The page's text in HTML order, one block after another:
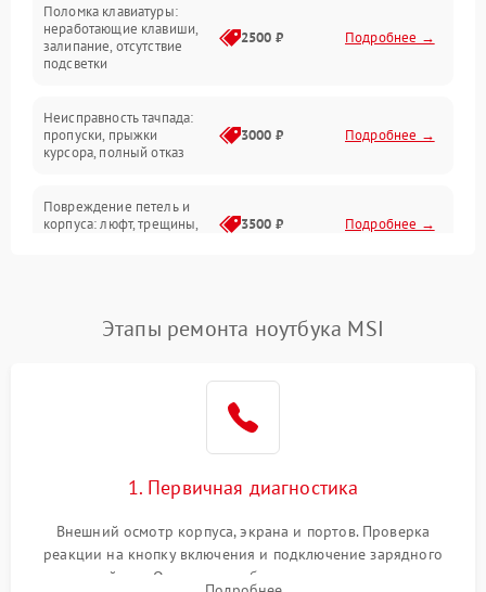
Интерфейсные проблемы
Батарея
Сеть и интернет
Поломка клавиатуры:
неработающие клавиши,
залипание, отсутствие
подсветки
2500 ₽ Подробнее →
Неисправность тачпада:
пропуски, прыжки
курсора, полный отказ
3000 ₽ Подробнее →
Повреждение петель и
корпуса: люфт, трещины,
3500 ₽ Подробнее →
невозможность зарядки,
2500 ₽ Подробнее →
2000 ₽
Перегрев из‑за пыли,
неисправности кулера
Выход из строя SSD или
Этапы ремонта ноутбука MSI
1. Первичная диагностика
Внешний осмотр корпуса, экрана и портов. Проверка
реакции на кнопку включения и подключение зарядного
устройства. Оценка потребления тока с помощью